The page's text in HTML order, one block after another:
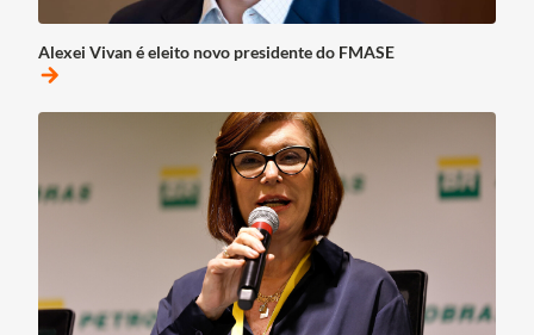
Alexei Vivan é eleito novo presidente do FMASE
arrow_forward